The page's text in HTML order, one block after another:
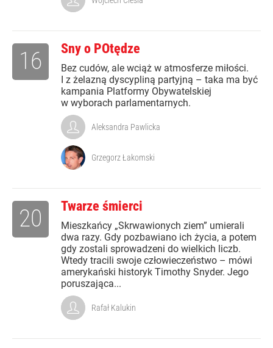
Sny o POtędze
Bez cudów, ale wciąż w atmosferze miłości.
I z żelazną dyscypliną partyjną – taka ma być
kampania Platformy Obywatelskiej
w wyborach parlamentarnych.
16
Aleksandra Pawlicka
Grzegorz Łakomski
Twarze śmierci
Mieszkańcy „Skrwawionych ziem” umierali
dwa razy. Gdy pozbawiano ich życia, a potem
gdy zostali sprowadzeni do wielkich liczb.
Wtedy tracili swoje człowieczeństwo – mówi
amerykański historyk Timothy Snyder. Jego
poruszająca...
20
Rafał Kalukin